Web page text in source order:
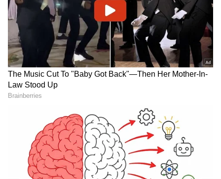
ஆடம்பரமும் இல்லாம, வருஷக்கணக்குல
உழைக்கும். நிமிர்ந்து உட்காரும் பொசிஷன்,
சொகுசான சிங்கிள்-பீஸ் சீட் இருக்கிறதால,
எவ்வளவு நேரம் டிராஃபிக்ல நின்னாலும்
முதுகு வலியோ, தோள்பட்டை வலியோ
வராது.